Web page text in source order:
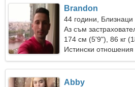
Brandon
44 години, Близнаци
Аз съм
прекрасна жена
174 см (5'9"), 86 кг
Истински отношения
Abby